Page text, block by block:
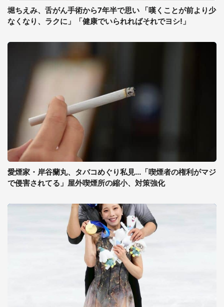
堀ちえみ、舌がん手術から7年半で思い 「嘆くことが前より少
なくなり、ラクに」「健康でいられればそれでヨシ!」
愛煙家・岸谷蘭丸、タバコめぐり私見...「喫煙者の権利がマジ
で侵害されてる」屋外喫煙所の縮小、対策強化